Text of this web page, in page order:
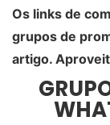
Os links de
grupos de
artigo.